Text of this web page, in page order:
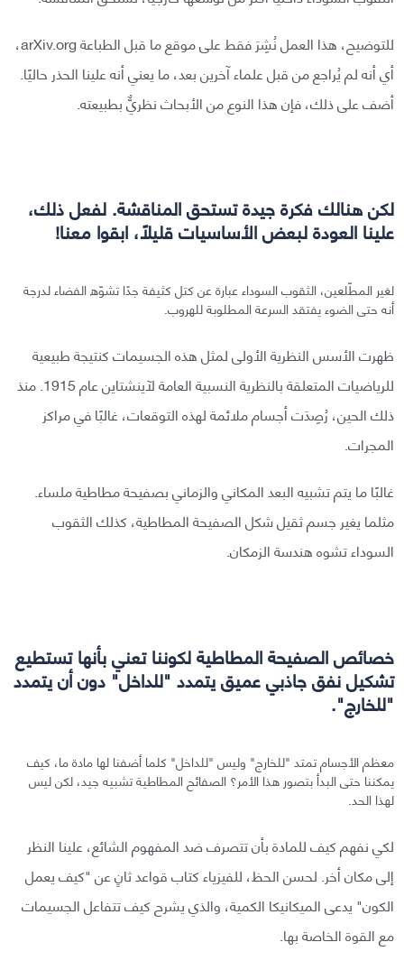
للتوضيح، هذا العمل نُشِرَ فقط على موقع ما قبل الطباعة arXiv.org،
أي أنه لم يُراجع من قبل علماء آخرين بعد، ما يعني أنه علينا الحذر حاليًا.
أضف على ذلك، فإن هذا النوع من الأبحاث نظريٌّ بطبيعته.
لكن هنالك فكرة جيدة تستحق المناقشة. لفعل ذلك،
علينا العودة لبعض الأساسيات قليلًا، ابقوا معنا!
لغير المطّلعين، الثقوب السوداء عبارة عن كتل كثيفة جدًا تشوّه الفضاء لدرجة
أنه حتى الضوء يفتقد السرعة المطلوبة للهروب.
ظهرت الأسس النظرية الأولى لمثل هذه الجسيمات كنتيجة طبيعية
للرياضيات المتعلقة بالنظرية النسبية العامة لآينشتاين عام 1915. منذ
ذلك الحين، رُصِدَت أجسام ملائمة لهذه التوقعات، غالبًا في مراكز
المجرات.
غالبًا ما يتم تشبيه البعد المكاني والزماني بصفيحة مطاطية ملساء.
مثلما يغير جسم ثقيل شكل الصفيحة المطاطية، كذلك الثقوب
السوداء تشوه هندسة الزمكان.
خصائص الصفيحة المطاطية لكوننا تعني بأنها تستطيع
تشكيل نفق جاذبي عميق يتمدد "للداخل" دون أن يتمدد
"للخارج".
معظم الأجسام تمتد "للخارج" وليس "للداخل" كلما أضفنا لها مادة ما، كيف
يمكننا حتى البدأ بتصور هذا الأمر؟ الصفائح المطاطية تشبيه جيد، لكن ليس
لهذا الحد.
لكي نفهم كيف للمادة بأن تتصرف ضد المفهوم الشائع، علينا النظر
إلى مكان أخر. لحسن الحظ، للفيزياء كتاب قواعد ثانٍ عن "كيف يعمل
الكون" يدعى الميكانيكا الكمية، والذي يشرح كيف تتفاعل الجسيمات
مع القوة الخاصة بها.